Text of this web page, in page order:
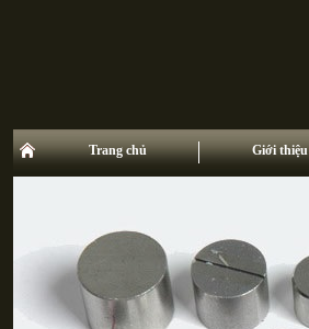
Trang chủ Giới thiệu